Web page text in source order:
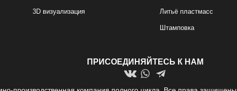
3D визуализация Литьё пластмасс
Штамповка
ПРИСОЕДИНЯЙТЕСЬ К НАМ